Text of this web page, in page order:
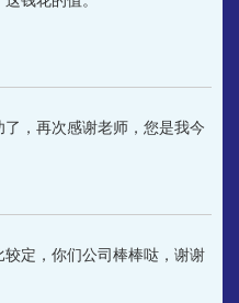
的费用和其他机构不一
是将您的档案
响您档案的再
，再次感谢老师，您是我今
定，你们公司棒棒哒，谢谢